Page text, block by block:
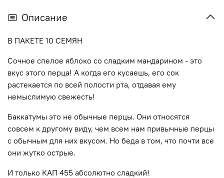
Описание
В ПАКЕТЕ 10 СЕМЯН
Сочное спелое яблоко со сладким мандарином - это
вкус этого перца! А когда его кусаешь, его сок
растекается по всей полости рта, отдавая ему
немыслимую свежесть!
Баккатумы это не обычные перцы. Они относятся
совсем к другому виду, чем всем нам привычные перцы
с обычным для них вкусом. Но беда в том, что почти все
они жутко острые.
И только КАП 455 абсолютно сладкий!